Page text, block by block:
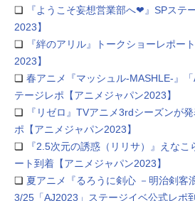
❏
『ようこそ妄想営業部へ❤︎』SPステ
2023】
❏
『絆のアリル』トークショーレポー
2023】
❏ 春アニメ『マッシュル-MASHLE-』
テージレポ【アニメジャパン2023】
❏
『リゼロ』TVアニメ3rdシーズンが
ポ【アニメジャパン2023】
❏
『2.5次元の誘惑（リリサ）』えな
ート到着【アニメジャパン2023】
❏ 夏アニメ『るろうに剣心 －明治剣客
3/25「AJ2023」ステージイベ公式レポ